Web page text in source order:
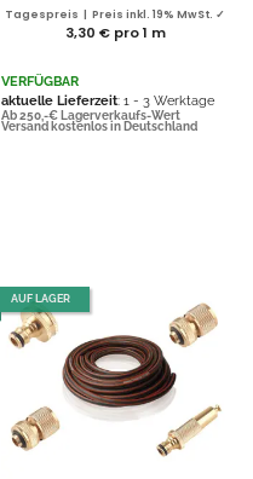
Tagespreis | Preis inkl. 19% MwSt. ✓
3,30 € pro 1 m
VERFÜGBAR
aktuelle Lieferzeit: 1 - 3 Werktage
Ab 250,-€ Lagerverkaufs-Wert
Versand kostenlos in Deutschland
AUF LAGER